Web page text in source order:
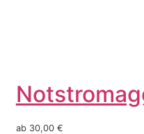
ab 30,00 €